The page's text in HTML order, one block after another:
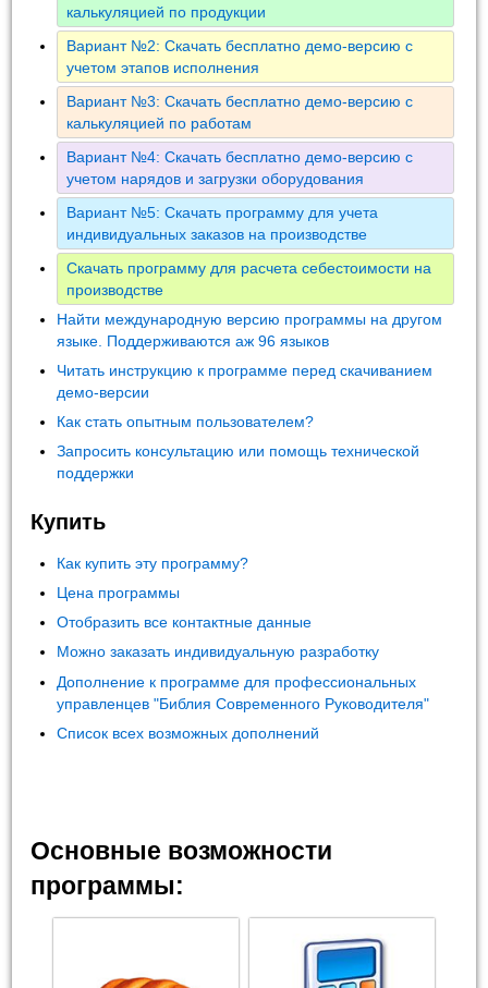
калькуляцией по продукции
Вариант №2: Скачать бесплатно демо-версию с
учетом этапов исполнения
Вариант №3: Скачать бесплатно демо-версию с
калькуляцией по работам
Вариант №4: Скачать бесплатно демо-версию с
учетом нарядов и загрузки оборудования
Вариант №5: Скачать программу для учета
индивидуальных заказов на производстве
Скачать программу для расчета себестоимости на
производстве
Найти международную версию программы на другом
языке. Поддерживаются аж 96 языков
Читать инструкцию к программе перед скачиванием
демо-версии
Как стать опытным пользователем?
Запросить консультацию или помощь технической
поддержки
Купить
Как купить эту программу?
Цена программы
Отобразить все контактные данные
Можно заказать индивидуальную разработку
Дополнение к программе для профессиональных
управленцев "Библия Современного Руководителя"
Список всех возможных дополнений
Основные возможности
программы: